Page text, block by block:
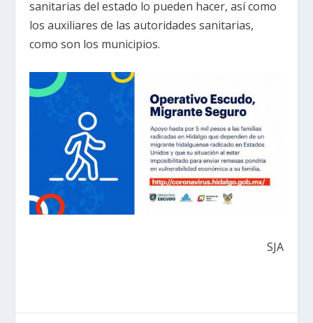
sanitarias del estado lo pueden hacer, así como
los auxiliares de las autoridades sanitarias,
como son los municipios.
SJA